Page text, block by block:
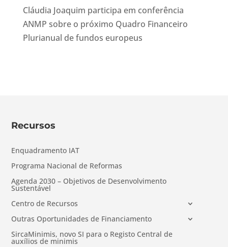
Cláudia Joaquim participa em conferência
ANMP sobre o próximo Quadro Financeiro
Plurianual de fundos europeus
Recursos
Enquadramento IAT
Programa Nacional de Reformas
Agenda 2030 – Objetivos de Desenvolvimento
Sustentável
Centro de Recursos
Outras Oportunidades de Financiamento
SircaMinimis, novo SI para o Registo Central de
auxílios de minimis